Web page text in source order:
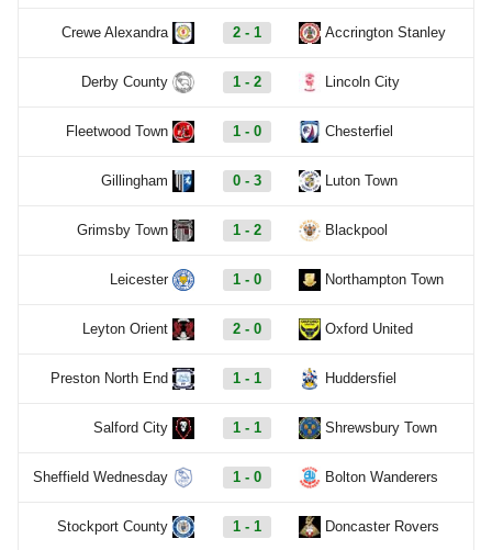
Crewe Alexandra 2 - 1 Accrington Stanley
Derby County 1 - 2 Lincoln City
Fleetwood Town 1 - 0 Chesterfiel
Gillingham 0 - 3 Luton Town
Grimsby Town 1 - 2 Blackpool
Leicester 1 - 0 Northampton Town
Leyton Orient 2 - 0 Oxford United
Preston North End 1 - 1 Huddersfiel
Salford City 1 - 1 Shrewsbury Town
Sheffield Wednesday 1 - 0 Bolton Wanderers
Stockport County 1 - 1 Doncaster Rovers